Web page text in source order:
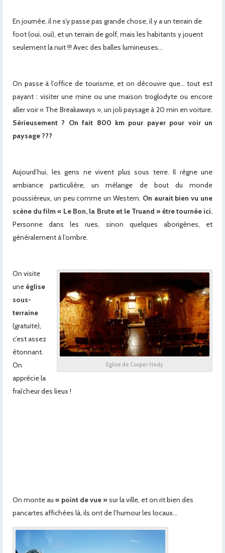
En journée, il ne s’y passe pas grande chose, il y a un terrain de
foot (oui, oui), et un terrain de golf, mais les habitants y jouent
seulement la nuit !!! Avec des balles lumineuses…
On passe à l’office de tourisme, et on découvre que… tout est
payant : visiter une mine ou une maison troglodyte ou encore
aller voir « The Breakaways », un joli paysage à 20 min en voiture.
Sérieusement ? On fait 800 km pour payer pour voir un
paysage ???
Aujourd’hui, les gens ne vivent plus sous terre. Il règne une
ambiance particulière, un mélange de bout du monde
poussiéreux, un peu comme un Western. On aurait bien vu une
scène du film « Le Bon, la Brute et le Truand » être tournée ici.
Personne dans les rues, sinon quelques aborigènes, et
généralement à l’ombre.
Eglise de Cooper Hedy
On visite
une église
sous-
terraine
(gratuite),
c’est assez
étonnant.
On
apprécie la
fraîcheur des lieux !
On monte au « point de vue » sur la ville, et on rit bien des
pancartes affichées là, ils ont de l’humour les locaux…